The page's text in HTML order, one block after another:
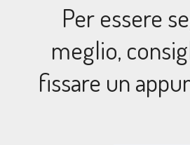
Per essere
meglio,
fissare un